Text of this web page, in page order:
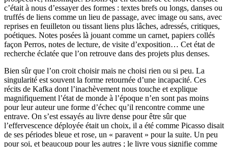
c’était à nous d’essayer des formes : textes brefs ou longs, danses ou
truffés de liens comme un lieu de passage, avec image ou sans, avec
reprises en feuilleton ou tissant liens plus lâches, adressés, critiques,
poétiques. Notes posées là jouant comme un carnet, papiers collés
façon Perros, notes de lecture, de visite d’exposition… Cet état de
recherche éclatée que l’on retrouve dans des projets plus denses.
Bien sûr que l’on croit choisir mais ne choisi rien ou si peu. La
singularité est souvent la forme retournée d’une incapacité. Ces
récits de Kafka dont l’inachèvement nous touche et explique
magnifiquement l’état de monde à l’époque n’en sont pas moins
pour leur auteur une forme d’échec qu’il rencontre comme une
entrave. On s’est essayés au livre dense pour être sûr que
l’effervescence déployée était un choix, il a été comme Picasso disait
de ses périodes bleue et rose, un « paravent » pour la suite. Un peu
pour soi, et beaucoup pour les autres ; le livre vous signifie comme